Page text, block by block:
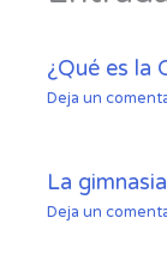
¿Qué es la
Deja un
La
Deja un